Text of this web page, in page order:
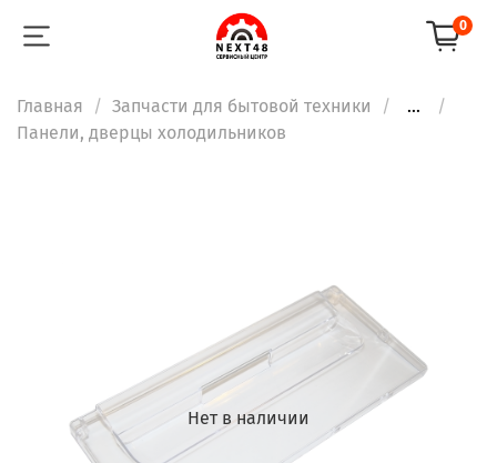
0
Главная Запчасти для бытовой техники
...
Панели, дверцы холодильников
Нет в наличии